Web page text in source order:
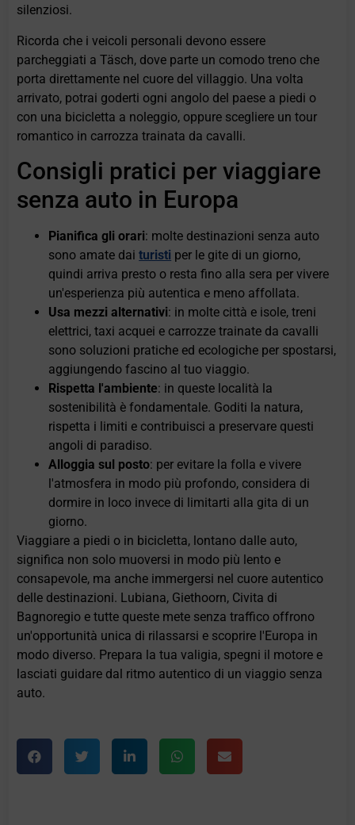
silenziosi.
Ricorda che i veicoli personali devono essere
parcheggiati a Täsch, dove parte un comodo treno che
porta direttamente nel cuore del villaggio. Una volta
arrivato, potrai goderti ogni angolo del paese a piedi o
con una bicicletta a noleggio, oppure scegliere un tour
romantico in carrozza trainata da cavalli.
Consigli pratici per viaggiare
senza auto in Europa
Pianifica gli orari: molte destinazioni senza auto
sono amate daituristi per le gite di un giorno,
quindi arriva presto o resta fino alla sera per vivere
un'esperienza più autentica e meno affollata.
Usa mezzi alternativi: in molte città e isole, treni
elettrici, taxi acquei e carrozze trainate da cavalli
sono soluzioni pratiche ed ecologiche per spostarsi,
aggiungendo fascino al tuo viaggio.
Rispetta l'ambiente: in queste località la
sostenibilità è fondamentale. Goditi la natura,
rispetta i limiti e contribuisci a preservare questi
angoli di paradiso.
Alloggia sul posto: per evitare la folla e vivere
l'atmosfera in modo più profondo, considera di
dormire in loco invece di limitarti alla gita di un
giorno.
Viaggiare a piedi o in bicicletta, lontano dalle auto,
significa non solo muoversi in modo più lento e
consapevole, ma anche immergersi nel cuore autentico
delle destinazioni. Lubiana, Giethoorn, Civita di
Bagnoregio e tutte queste mete senza traffico offrono
un'opportunità unica di rilassarsi e scoprire l'Europa in
modo diverso. Prepara la tua valigia, spegni il motore e
lasciati guidare dal ritmo autentico di un viaggio senza
auto.